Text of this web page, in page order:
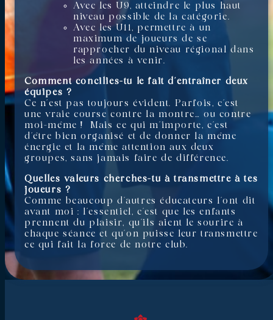
Avec les U9, atteindre le plus haut
niveau possible de la catégorie.
Avec les U11, permettre à un
maximum de joueurs de se
rapprocher du niveau régional dans
les années à venir.
Comment concilies-tu le fait d’entraîner deux
équipes ?
Ce n’est pas toujours évident. Parfois, c’est
une vraie course contre la montre… ou contre
moi-même ! Mais ce qui m’importe, c’est
d’être bien organisé et de donner la même
énergie et la même attention aux deux
groupes, sans jamais faire de différence.
Quelles valeurs cherches-tu à transmettre à tes
joueurs ?
Comme beaucoup d’autres éducateurs l’ont dit
avant moi : l’essentiel, c’est que les enfants
prennent du plaisir, qu’ils aient le sourire à
chaque séance et qu’on puisse leur transmettre
ce qui fait la force de notre club.